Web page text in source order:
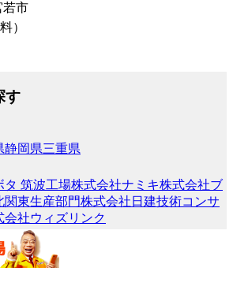
若市
）
す
静岡県三重県
タ 筑波工場株式会社ナミキ株式会社ブ
関東生産部門株式会社日建技術コンサ
会社ウィズリンク